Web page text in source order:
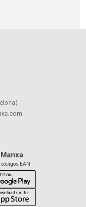
códigos EAN